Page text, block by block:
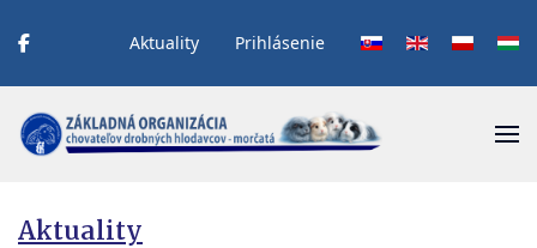
Aktuality Prihlásenie Vyberte váš jazyk
Aktuality